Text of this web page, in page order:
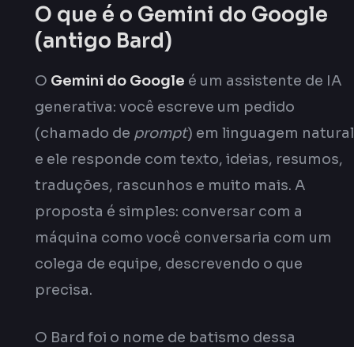
O que é o Gemini do Google
(antigo Bard)
O Gemini do Google é um assistente de IA
generativa: você escreve um pedido
(chamado de prompt) em linguagem natural
e ele responde com texto, ideias, resumos,
traduções, rascunhos e muito mais. A
proposta é simples: conversar com a
máquina como você conversaria com um
colega de equipe, descrevendo o que
precisa.
O Bard foi o nome de batismo dessa